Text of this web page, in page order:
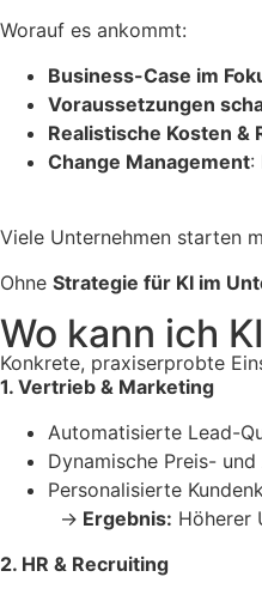
Worauf es ankommt:
Business-Case im
Voraussetzungen
Realistische Kosten &
Change Management:
Viele Unternehmen starten
Ohne Strategie für KI im
Wo kann ich
Konkrete, praxiserprobte
1. Vertrieb & Marketing
Automatisierte Lead-
Dynamische Preis-
Personalisierte
→ Ergebnis: Höherer
2. HR & Recruiting